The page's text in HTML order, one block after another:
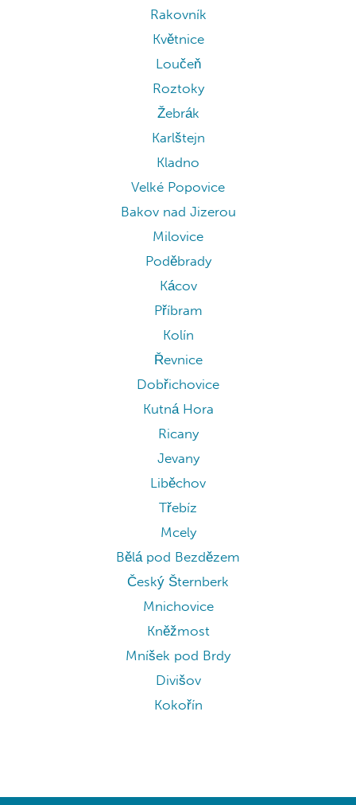
Rakovník
Květnice
Loučeň
Roztoky
Žebrák
Karlštejn
Kladno
Velké Popovice
Bakov nad Jizerou
Milovice
Poděbrady
Kácov
Příbram
Kolín
Řevnice
Dobřichovice
Kutná Hora
Ricany
Jevany
Liběchov
Třebíz
Mcely
Bělá pod Bezdězem
Český Šternberk
Mnichovice
Kněžmost
Mníšek pod Brdy
Divišov
Kokořín